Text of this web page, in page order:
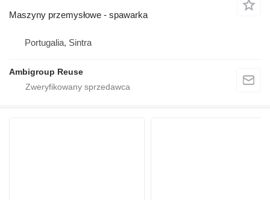
Maszyny przemysłowe - spawarka
Portugalia, Sintra
Ambigroup Reuse